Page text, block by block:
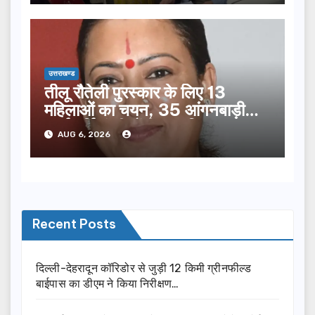
उत्तराखण्ड
तीलू रौतेली पुरस्कार के लिए 13
महिलाओं का चयन, 35 आंगनबाड़ी
कार्यकर्तियां भी होंगी सम्मानित…
AUG 6, 2026
Recent Posts
दिल्ली-देहरादून कॉरिडोर से जुड़ी 12 किमी ग्रीनफील्ड
बाईपास का डीएम ने किया निरीक्षण…